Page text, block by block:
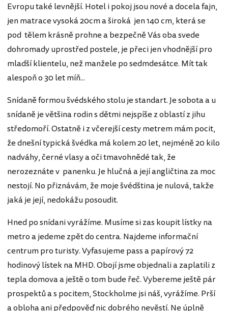
Evropu také levnější. Hotel i pokoj jsou nové a docela fajn,
jen matrace vysoká 20cm a široká jen 140 cm, která se
pod tělem krásně prohne a bezpečně Vás oba svede
dohromady uprostřed postele, je přeci jen vhodnější pro
mladší klientelu, než manžele po sedmdesátce. Mít tak
alespoň o 30 let míň...
Snídaně formou švédského stolu je standart. Je sobota a u
snídaně je většina rodin s dětmi nejspíše z oblastí z jihu
středomoří. Ostatně i z včerejší cesty metrem mám pocit,
že dnešní typická švédka má kolem 20 let, nejméně 20 kilo
nadváhy, černé vlasy a oči tmavohnědé tak, že
nerozeznáte v panenku. Je hlučná a její angličtina za moc
nestojí. No přiznávám, že moje švédština je nulová, takže
jaká je její, nedokážu posoudit.
Hned po snídani vyrážíme. Musíme si zas koupit lístky na
metro a jedeme zpět do centra. Najdeme informační
centrum pro turisty. Vyfasujeme pass a papírový 72
hodinový lístek na MHD. Obojí jsme objednali a zaplatili z
tepla domova a ještě o tom bude řeč. Vybereme ještě pár
prospektů a s pocitem, Stockholme jsi náš, vyrážíme. Prší
a obloha ani předpověď nic dobrého nevěstí. Ne úplně